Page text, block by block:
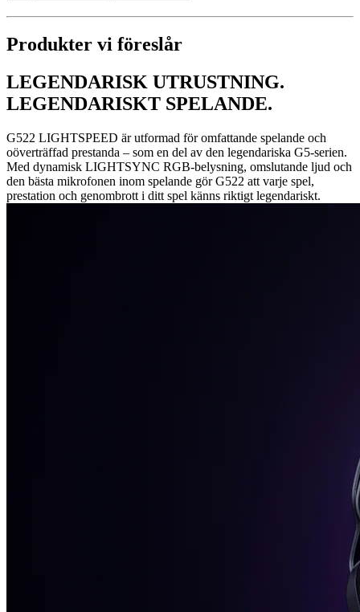
Produkter vi föreslår
LEGENDARISK UTRUSTNING.
LEGENDARISKT SPELANDE.
G522 LIGHTSPEED är utformad för omfattande spelande och
oöverträffad prestanda – som en del av den legendariska G5-serien.
Med dynamisk LIGHTSYNC RGB-belysning, omslutande ljud och
den bästa mikrofonen inom spelande gör G522 att varje spel,
prestation och genombrott i ditt spel känns riktigt legendariskt.